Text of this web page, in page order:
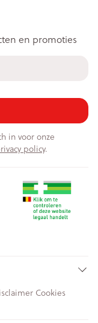
en promoties
in voor onze
policy.
Cookies